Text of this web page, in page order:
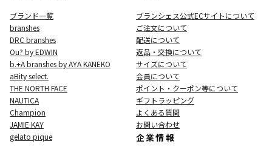
ブランド一覧
branshes
DRC branshes
Ou? by EDWIN
b.+A branshes by AYA KANEKO
aBity select.
THE NORTH FACE
NAUTICA
Champion
JAMIE KAY
gelato pique
ブランシェス公式ECサイトについて
ご注文について
配送について
返品・交換について
サイズについて
会員について
ポイント・クーポン等について
ギフトラッピング
よくある質問
お問い合わせ
企業情報